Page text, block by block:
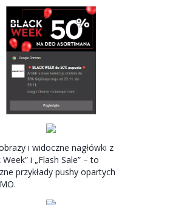
i widoczne nagłówki z
Week” i „Flash Sale” – to
przykłady pushy opartych